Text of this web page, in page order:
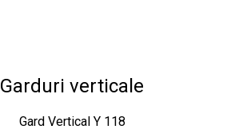
Garduri verticale
Gard Vertical Y 118